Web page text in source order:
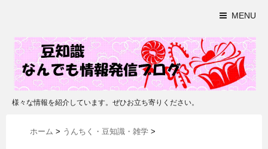
MENU
様々な情報を紹介しています。ぜひお立ち寄りください。
ホーム > うんちく・豆知識・雑学 >